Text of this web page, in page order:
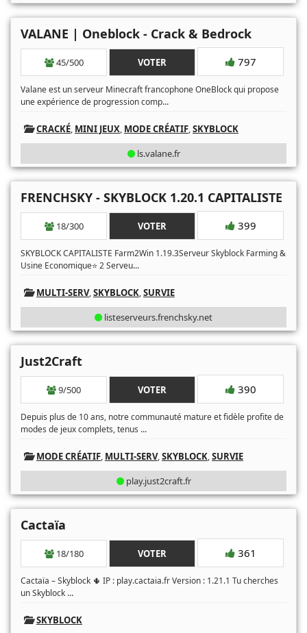
VALANE | Oneblock - Crack & Bedrock
45/500 VOTER 797
Valane est un serveur Minecraft francophone OneBlock qui propose
une expérience de progression comp...
CRACKÉ, MINI JEUX, MODE CRÉATIF,SKYBLOCK
ls.valane.fr
FRENCHSKY - SKYBLOCK 1.20.1 CAPITALISTE
18/300 VOTER 399
SKYBLOCK CAPITALISTE Farm2Win 1.19.3Serveur Skyblock Farming &
Usine Economique⭐ 2 Serveu...
MULTI-SERV,SKYBLOCK,SURVIE
listeserveurs.frenchsky.net
Just2Craft
9/500 VOTER 390
Depuis plus de 10 ans, notre communauté mature et fidèle profite de
modes de jeux complets, tenus ...
MODE CRÉATIF, MULTI-SERV,SKYBLOCK,SURVIE
play.just2craft.fr
Cactaïa
18/180 VOTER 361
Cactaïa – Skyblock 🌵 IP : play.cactaia.fr Version : 1.21.1 Tu cherches
un Skyblock ...
SKYBLOCK